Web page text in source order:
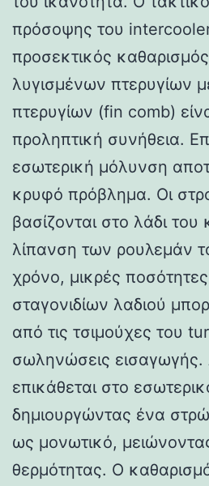
πρόσοψης του
προσεκτικός
λυγισμένων πτερυγίων
πτερυγίων (fin comb)
προληπτική συνήθεια.
εσωτερική μόλυνση
κρυφό πρόβλημα. Οι
βασίζονται στο λάδι του
λίπανση των ρουλεμάν
χρόνο, μικρές
σταγονιδίων λαδιού
από τις τσιμούχες του
σωληνώσεις εισαγωγής.
επικάθεται στο
δημιουργώντας ένα
ως μονωτικό,
θερμότητας. Ο